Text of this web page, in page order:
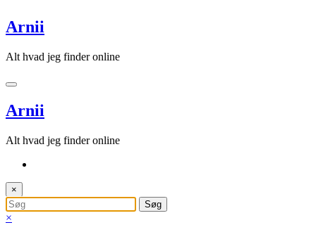
Arnii
Alt hvad jeg finder online
Arnii
Alt hvad jeg finder online
×
×